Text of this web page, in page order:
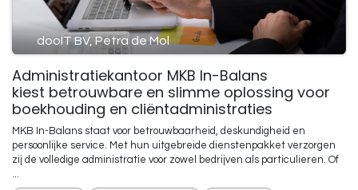
dooIT BV, Petra de Mol
Administratiekantoor MKB In-Balans
kiest betrouwbare en slimme oplossing voor
boekhouding en cliëntadministraties
MKB In-Balans staat voor betrouwbaarheid, deskundigheid en
persoonlijke service. Met hun uitgebreide dienstenpakket verzorgen
zij de volledige administratie voor zowel bedrijven als particulieren. Of
...